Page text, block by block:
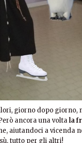
giorno dopo giorno,
ancora una voltala
aiutandoci a vicenda
tutto per gli altri!